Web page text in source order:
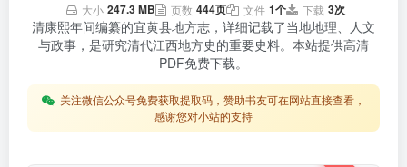
大小 247.3 MB 页数 444页 文件 1个 下载 3次
清康熙年间编纂的宜黄县地方志，详细记载了当地地理、人文
与政事，是研究清代江西地方史的重要史料。本站提供高清
PDF免费下载。
关注微信公众号免费获取提取码，赞助书友可在网站直接查看，
感谢您对小站的支持